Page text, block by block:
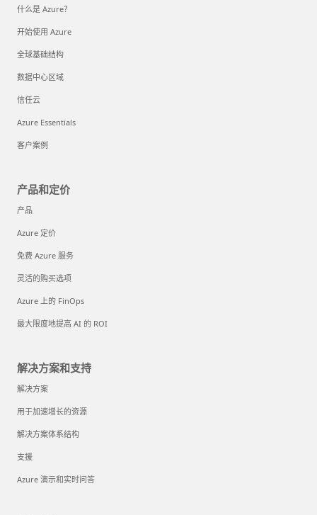
什么是 Azure？
开始使用 Azure
全球基础结构
数据中心区域
信任云
Azure Essentials
客户案例
产品和定价
产品
Azure 定价
免费 Azure 服务
灵活的购买选项
Azure 上的 FinOps
最大限度地提高 AI 的 ROI
解决方案和支持
解决方案
用于加速增长的资源
解决方案体系结构
支援
Azure 演示和实时问答